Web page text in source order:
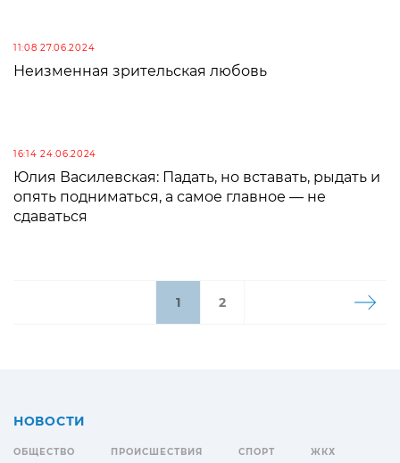
11:08 27.06.2024
Неизменная зрительская любовь
16:14 24.06.2024
Юлия Василевская: Падать, но вставать, рыдать и
опять подниматься, а самое главное — не
сдаваться
1 2
НОВОСТИ
ОБЩЕСТВО ПРОИСШЕСТВИЯ СПОРТ ЖКХ